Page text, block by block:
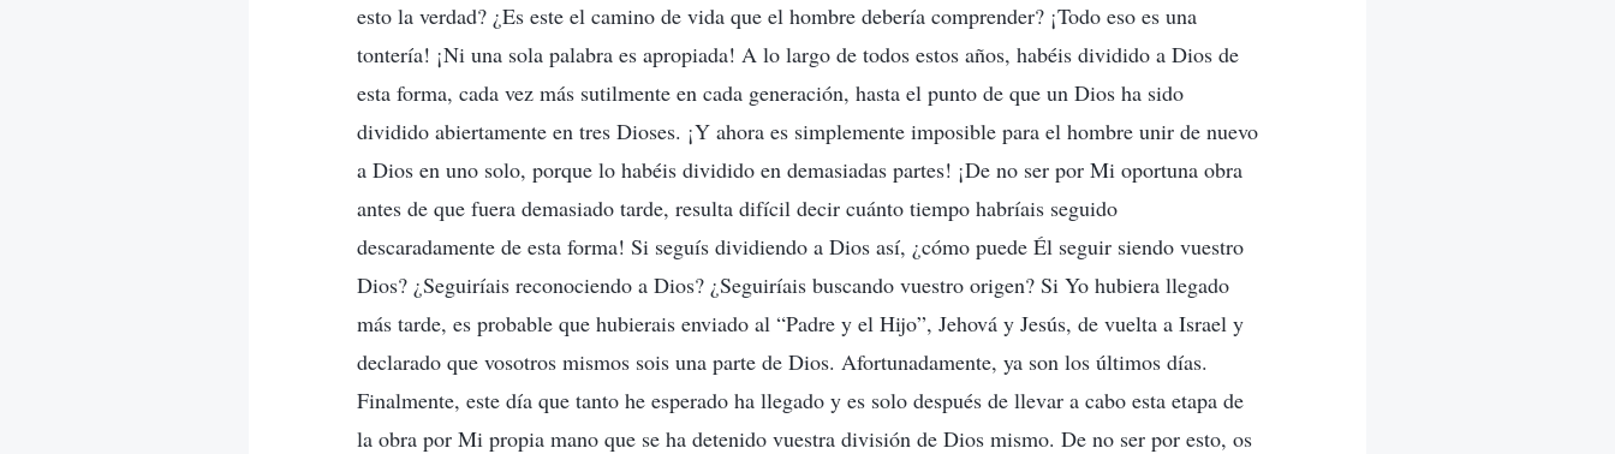
esto la verdad? ¿Es este el camino de vida que el hombre debería comprender? ¡Todo eso es una
tontería! ¡Ni una sola palabra es apropiada! A lo largo de todos estos años, habéis dividido a Dios de
esta forma, cada vez más sutilmente en cada generación, hasta el punto de que un Dios ha sido
dividido abiertamente en tres Dioses. ¡Y ahora es simplemente imposible para el hombre unir de nuevo
a Dios en uno solo, porque lo habéis dividido en demasiadas partes! ¡De no ser por Mi oportuna obra
antes de que fuera demasiado tarde, resulta difícil decir cuánto tiempo habríais seguido
descaradamente de esta forma! Si seguís dividiendo a Dios así, ¿cómo puede Él seguir siendo vuestro
Dios? ¿Seguiríais reconociendo a Dios? ¿Seguiríais buscando vuestro origen? Si Yo hubiera llegado
más tarde, es probable que hubierais enviado al “Padre y el Hijo”, Jehová y Jesús, de vuelta a Israel y
declarado que vosotros mismos sois una parte de Dios. Afortunadamente, ya son los últimos días.
Finalmente, este día que tanto he esperado ha llegado y es solo después de llevar a cabo esta etapa de
la obra por Mi propia mano que se ha detenido vuestra división de Dios mismo. De no ser por esto, os